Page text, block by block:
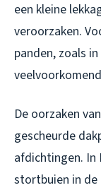
een kleine
veroorzaken.
panden, zoals
De oorzaken
gescheurde
afdichtingen. In
stortbuien in de